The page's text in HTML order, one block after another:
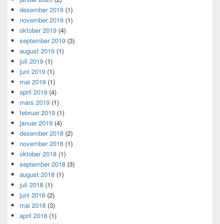
desember 2019 (1)
november 2019 (1)
oktober 2019 (4)
september 2019 (3)
august 2019 (1)
juli 2019 (1)
juni 2019 (1)
mai 2019 (1)
april 2019 (4)
mars 2019 (1)
februar 2019 (1)
januar 2019 (4)
desember 2018 (2)
november 2018 (1)
oktober 2018 (1)
september 2018 (3)
august 2018 (1)
juli 2018 (1)
juni 2018 (2)
mai 2018 (3)
april 2018 (1)